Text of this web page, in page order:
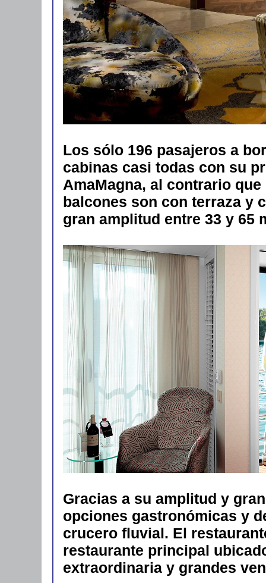
Los sólo 196 pasajeros a
cabinas casi todas con su
AmaMagna, al contrario
balcones son con terraza y
gran amplitud entre 33 y 65
Gracias a su amplitud y
opciones gastronómicas y
crucero fluvial. El
restaurante principal
extraordinaria y grandes